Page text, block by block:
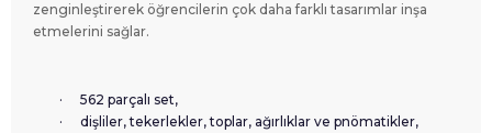
zenginleştirerek öğrencilerin çok daha farklı tasarımlar inşa
etmelerini sağlar.
·
562 parçalı set,
·
dişliler, tekerlekler, toplar, ağırlıklar ve pnömatikler,